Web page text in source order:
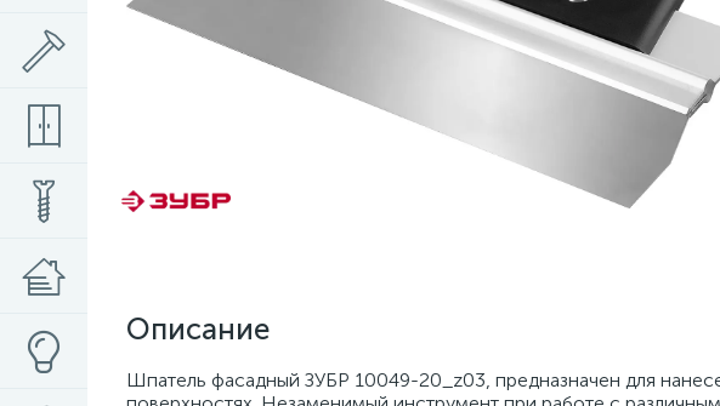
Описание
Шпатель фасадный ЗУБР 10049-20_z03, предназначен для